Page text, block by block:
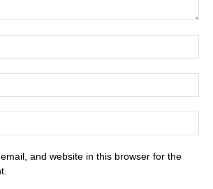
and website in this browser for the